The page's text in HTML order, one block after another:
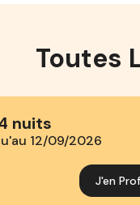
Toutes
nuits
12/09/2026
J'en